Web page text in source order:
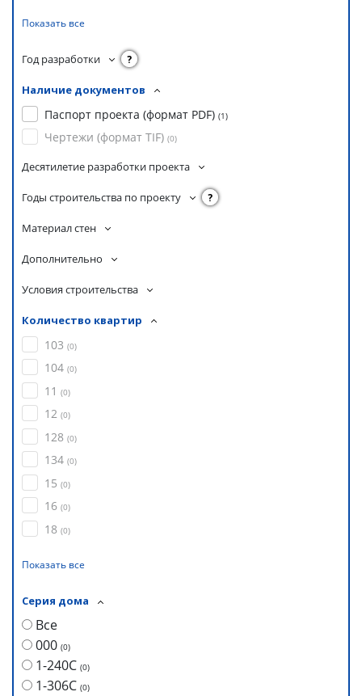
Показать все
Год разработки ?
Наличие документов
Паспорт проекта (формат PDF) (1)
Чертежи (формат TIF) (0)
Десятилетие разработки проекта
Годы строительства по проекту ?
Материал стен
Дополнительно
Условия строительства
Количество квартир
103 (0)
104 (0)
11 (0)
12 (0)
128 (0)
134 (0)
15 (0)
16 (0)
18 (0)
Показать все
Серия дома
Все
000 (0)
1-240С (0)
1-306С (0)